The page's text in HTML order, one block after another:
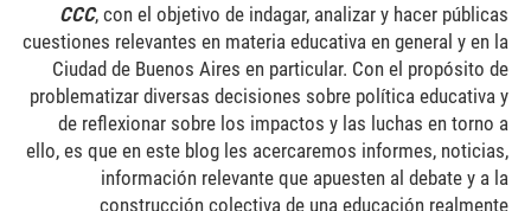
CCC, con el objetivo de indagar, analizar y hacer públicas
cuestiones relevantes en materia educativa en general y en la
Ciudad de Buenos Aires en particular. Con el propósito de
problematizar diversas decisiones sobre política educativa y
de reflexionar sobre los impactos y las luchas en torno a
ello, es que en este blog les acercaremos informes, noticias,
información relevante que apuesten al debate y a la
construcción colectiva de una educación realmente